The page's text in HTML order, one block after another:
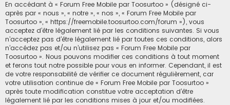
En accédant à « Forum Free Mobile par Toosurtoo » (désigné ci-
après par « nous », « notre », « nos », « Forum Free Mobile par
Toosurtoo », « https://freemobile.toosurtoo.com/forum »), vous
acceptez d’être légalement lié par les conditions suivantes. Si vous
n’acceptez pas d’être légalement lié par toutes ces conditions, alors
n’accédez pas et/ou n’utilisez pas « Forum Free Mobile par
Toosurtoo ». Nous pouvons modifier ces conditions à tout moment
et ferons tout notre possible pour vous en informer. Cependant, il est
de votre responsabilité de vérifier ce document régulièrement, car
votre utilisation continue de « Forum Free Mobile par Toosurtoo »
après toute modification constitue votre acceptation d’être
légalement lié par les conditions mises à jour et/ou modifiées.